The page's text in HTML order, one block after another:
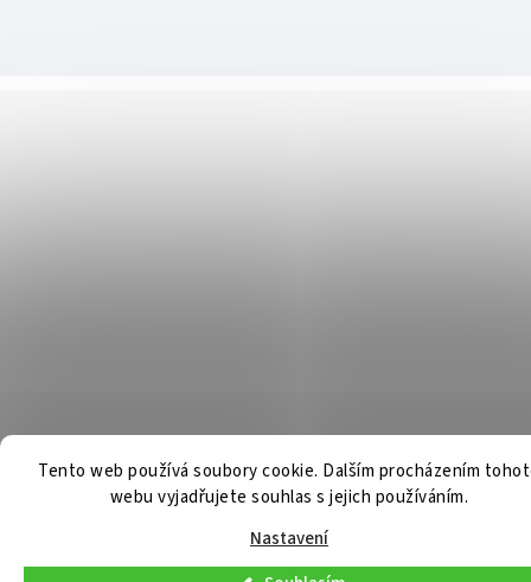
Tento web používá soubory cookie. Dalším procházením
webu vyjadřujete souhlas s jejich používáním.
Nastavení